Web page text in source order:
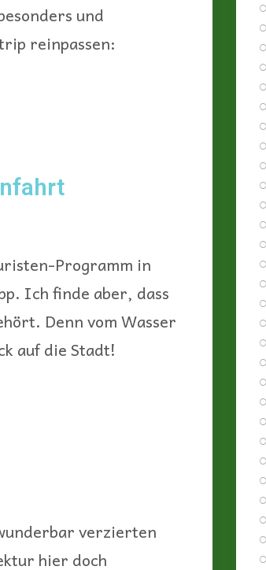
und
reinpassen:
Programm in
Ich finde aber, dass
Denn vom Wasser
auf die Stadt!
verzierten
hier doch